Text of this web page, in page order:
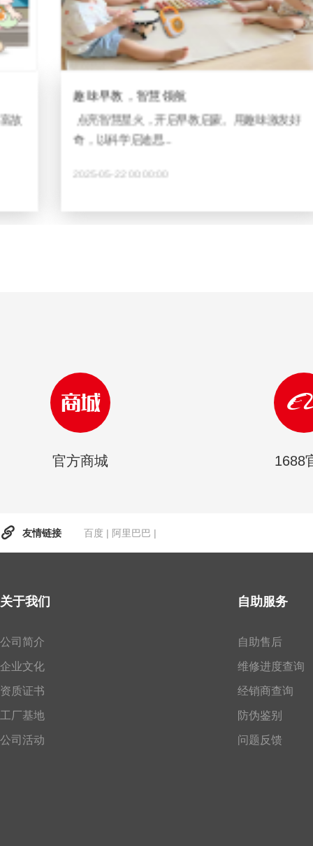
趣味早教，智慧领航
点亮智慧星火，开启早教启蒙。用趣味激发好
奇，以科学启迪思...
2025-05-22 00:00:00
官方商城 1688
友情链接 百度 | 阿里巴巴 |
关于我们
公司简介
企业文化
资质证书
工厂基地
公司活动
自助服务
自助售后
维修进度查询
经销商查询
防伪鉴别
问题反馈